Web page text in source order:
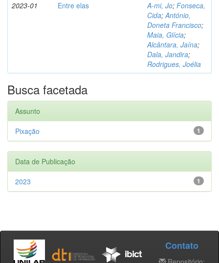
2023-01 Entre elas A-mi, Jo; Fonseca,
Cida;António,
Doneta Francisco;
Maia, Glícia;
Alcântara, Jaína;
Dala, Jandira;
Rodrigues, Joélia
Busca facetada
Assunto
1
Pixação
Data de Publicação
1
2023
Contato